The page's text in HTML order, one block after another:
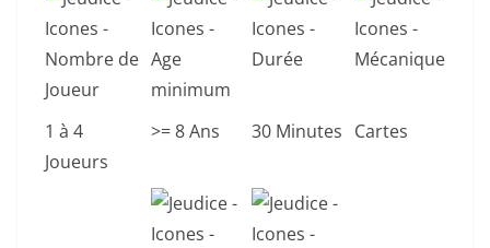
1 à 4
Joueurs
>= 8 Ans 30 Minutes Cartes